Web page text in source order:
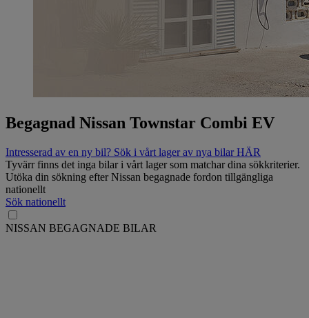
Begagnad Nissan Townstar Combi EV
Intresserad av en ny bil? Sök i vårt lager av nya bilar HÄR
Tyvärr finns det inga bilar i vårt lager som matchar dina sökkriterier.
Utöka din sökning efter Nissan begagnade fordon tillgängliga
nationellt
Sök nationellt
NISSAN BEGAGNADE BILAR